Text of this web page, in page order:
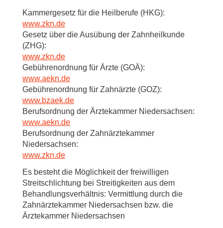
Kammergesetz für die Heilberufe (HKG):
www.zkn.de
Gesetz über die Ausübung der Zahnheilkunde
(ZHG):
www.zkn.de
Gebührenordnung für Ärzte (GOÄ):
www.aekn.de
Gebührenordnung für Zahnärzte (GOZ):
www.bzaek.de
Berufsordnung der Ärztekammer Niedersachsen:
www.aekn.de
Berufsordnung der Zahnärztekammer
Niedersachsen:
www.zkn.de
Es besteht die Möglichkeit der freiwilligen
Streitschlichtung bei Streitigkeiten aus dem
Behandlungsverhältnis: Vermittlung durch die
Zahnärztekammer Niedersachsen bzw. die
Ärztekammer Niedersachsen